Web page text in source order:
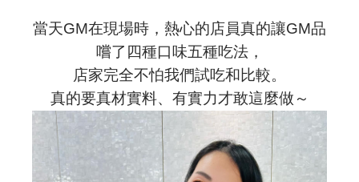
當天GM在現場時，熱心的店員真的讓GM品
嚐了四種口味五種吃法，
店家完全不怕我們試吃和比較。
真的要真材實料、有實力才敢這麼做～